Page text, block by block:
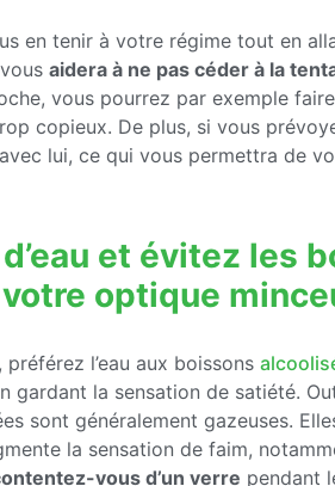
en tenir à votre régime tout en
aidera à ne pas céder à la
vous pourrez par exemple
copieux. De plus, si vous
lui, ce qui vous permettra de
et évitez les
optique
l’eau aux boissons
gardant la sensation de satiété.
sont généralement gazeuses.
la sensation de faim,
vous d’un verre pendant